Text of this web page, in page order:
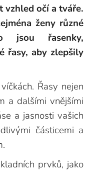
očí a tváře.
ženy různé
jsou řasenky,
řasy, aby zlepšily
Řasy nejen
a dalšími vnějšími
a jasnosti vašich
částicemi a
prvků, jako